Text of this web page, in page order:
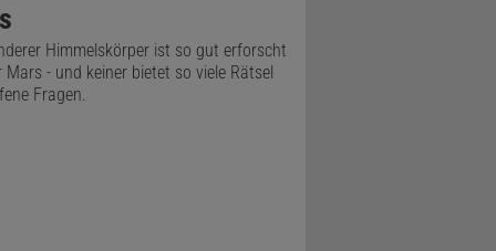
Himmelskörper ist so gut erforscht
Mars - und keiner bietet so viele Rätsel
Fragen.